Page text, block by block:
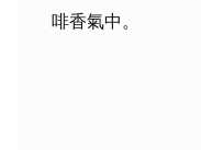
啡香氣中。